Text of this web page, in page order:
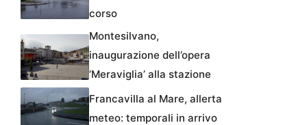
corso
Montesilvano,
inaugurazione dell’opera
‘Meraviglia’ alla stazione
Francavilla al Mare, allerta
meteo: temporali in arrivo